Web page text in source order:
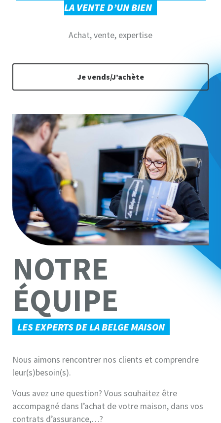
LA VENTE D’UN BIEN
Achat, vente, expertise
Je vends/J’achète
NOTRE
ÉQUIPE
LES EXPERTS DE LA BELGE MAISON
Nous aimons rencontrer nos clients et comprendre
leur(s)besoin(s).
Vous avez une question? Vous souhaitez être
accompagné dans l’achat de votre maison, dans vos
contrats d’assurance,…?